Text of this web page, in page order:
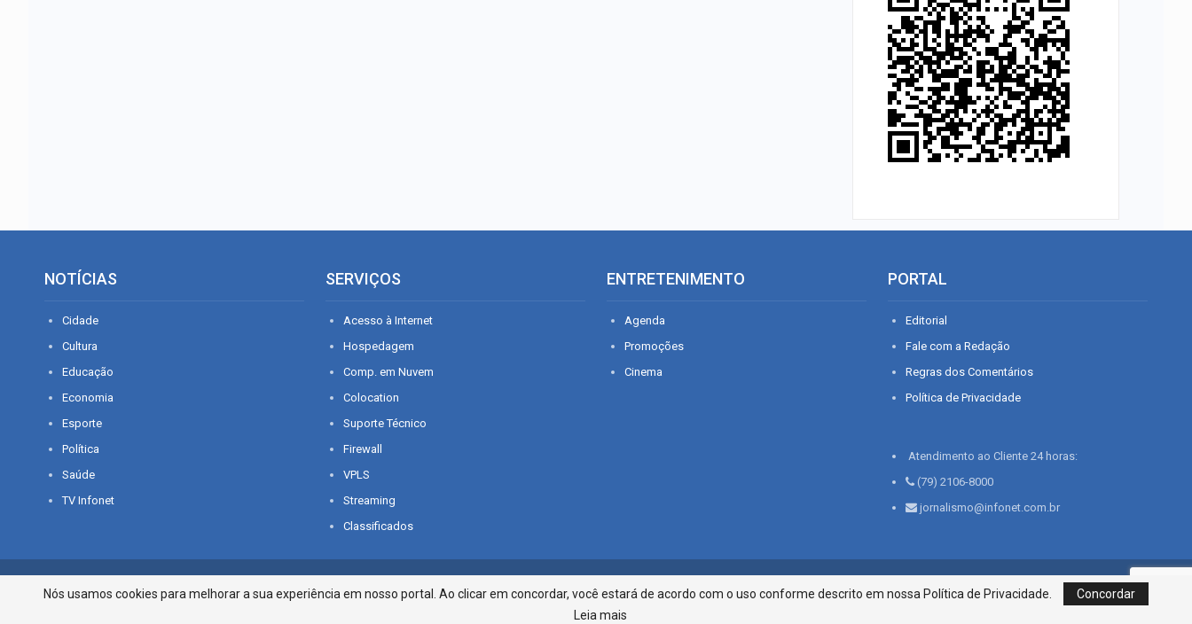
NOTÍCIAS
Cidade
Cultura
Educação
Economia
Esporte
Política
Saúde
TV Infonet
SERVIÇOS
Acesso à Internet
Hospedagem
Comp. em Nuvem
Colocation
Suporte Técnico
Firewall
VPLS
Streaming
Classificados
ENTRETENIMENTO
Agenda
Promoções
Cinema
PORTAL
Editorial
Fale com a Redação
Regras dos Comentários
Política de Privacidade
Atendimento ao Cliente 24 horas:
(79) 2106-8000
jornalismo@infonet.com.br
© 2026 - O que é notícia em Sergipe. Todos os direitos reservados.
Infonet - Rua Monsenhor Silveira 276, Bairro São José | Aracaju-SE, CEP 49015-030, Fone: 79.2106.8000 - CI
Centro de Informações LTDA
Nós usamos cookies para melhorar a sua experiência em nosso portal. Ao clicar em concordar, você estará de acordo com o uso conforme descrito em nossa Política de Privacidade.
Concordar
Leia mais